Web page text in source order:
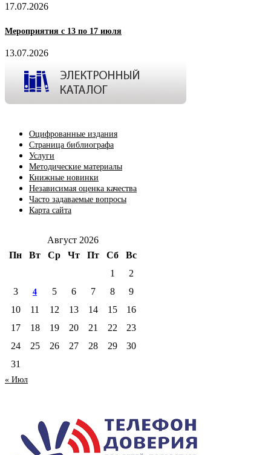
17.07.2026
Мероприятия с 13 по 17 июля
13.07.2026
Оцифрованные издания
Страница библиографа
Услуги
Методические материалы
Книжные новинки
Независимая оценка качества
Часто задаваемые вопросы
Карта сайта
Август 2026
Пн
Вт Ср Чт Пт Сб
Вс
1
2
3
4 5 6 7 8
9
10
11 12 13 14 15
16
17
18 19 20 21 22
23
24
25 26 27 28 29
30
31
« Июл